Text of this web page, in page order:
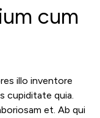
cum
illo inventore
cupiditate quia.
et. Ab qui